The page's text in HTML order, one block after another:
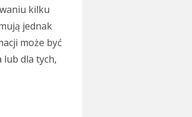
kilku
jednak
może być
dla tych,